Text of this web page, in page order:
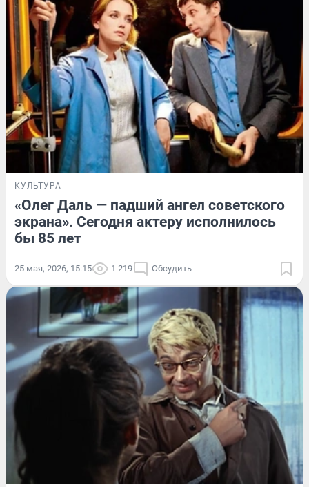
КУЛЬТУРА
«Олег Даль — падший ангел советского
экрана». Сегодня актеру исполнилось
бы 85 лет
25 мая, 2026, 15:15 1 219 Обсудить